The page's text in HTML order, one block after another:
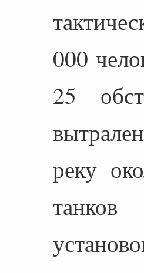
000
25
реку